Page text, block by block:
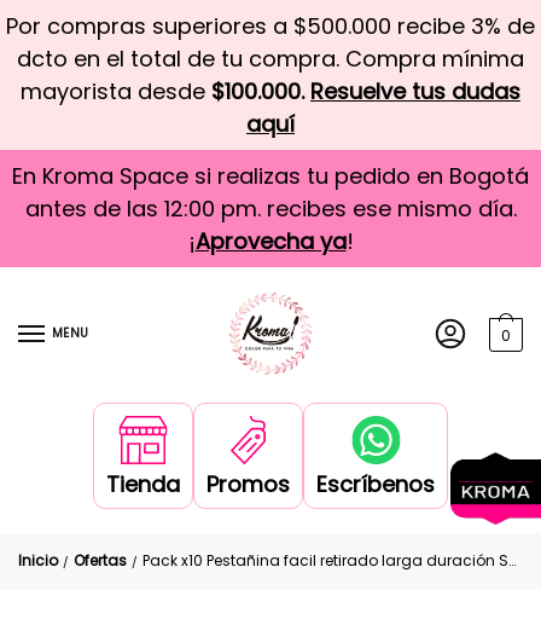
Por compras superiores a $500.000 recibe 3% de
dcto en el total de tu compra. Compra mínima
mayorista desde $100.000. Resuelve tus dudas
aquí
En Kroma Space si realizas tu pedido en Bogotá
antes de las 12:00 pm. recibes ese mismo día.
¡Aprovecha ya!
MENU 0
Tienda Promos Escríbenos
Inicio / Ofertas / Pack x10 Pestañina facil retirado larga duración She does get Big PROMO